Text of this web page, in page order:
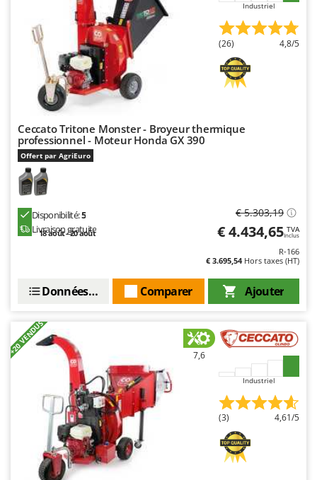
Yard Force
Zanon
Zephir
ZGrills
Zodiac
Zomax
Industriel
(26) 4,8/5
Ceccato Tritone Monster - Broyeur thermique
professionnel - Moteur Honda GX 390
Offert par AgriEuro
Disponibilité:5
Livraison gratuite
18 août - 20 août
€ 5.303,19
€ 4.434,65 TVA
Inclus
R-166
€ 3.695,54Hors taxes (HT)
Ajouter
Comparer
Données techniques
+20 VENDUS 7,6
Industriel
(3) 4,61/5